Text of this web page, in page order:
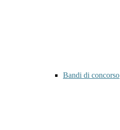
Bandi di concorso